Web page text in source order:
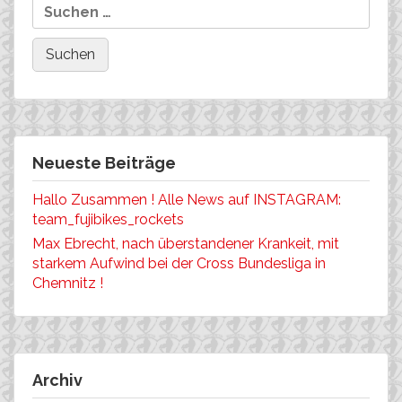
Neueste Beiträge
Hallo Zusammen ! Alle News auf INSTAGRAM:
team_fujibikes_rockets
Max Ebrecht, nach überstandener Krankeit, mit
starkem Aufwind bei der Cross Bundesliga in
Chemnitz !
Archiv